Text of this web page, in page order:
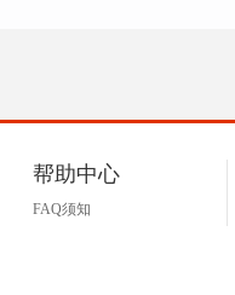
帮助中心
FAQ须知